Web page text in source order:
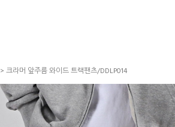
> 크라머 앞주름 와이드 트랙팬츠/DDLP014